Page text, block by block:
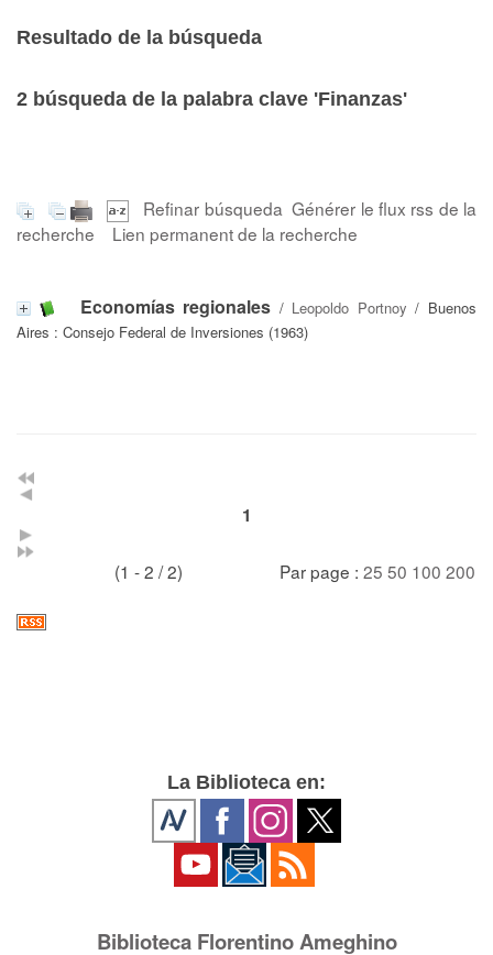
Resultado de la búsqueda
2 búsqueda de la palabra clave 'Finanzas'
Refinar búsqueda Générer le flux rss de la
recherche
Lien permanent de la recherche
Economías regionales / Leopoldo Portnoy / Buenos
Aires : Consejo Federal de Inversiones (1963)
1
(1 - 2 / 2) Par page : 25 50 100 200
La Biblioteca en:
Biblioteca Florentino Ameghino